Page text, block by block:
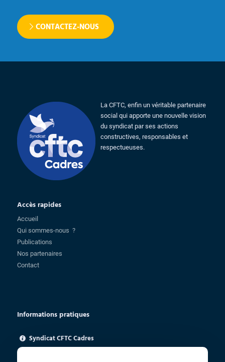
CONTACTEZ-NOUS
La CFTC, enfin un véritable partenaire
social qui apporte une nouvelle vision
du syndicat par ses actions
constructives, responsables et
respectueuses.
Accès rapides
Accueil
Qui sommes-nous ?
Publications
Nos partenaires
Contact
Informations pratiques
Syndicat CFTC Cadres
85 rue Charlot - 75003 Paris